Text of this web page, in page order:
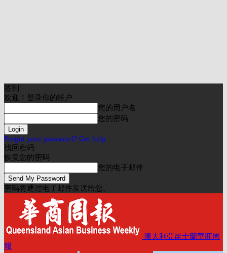
签到
欢迎！登录你的帐户
您的用户名
您的密码
Forgot your password? Get help
找回密码
恢复您的密码
您的电子邮件
密码将通过电子邮件发送给您。
澳大利亞昆士蘭華商周
報